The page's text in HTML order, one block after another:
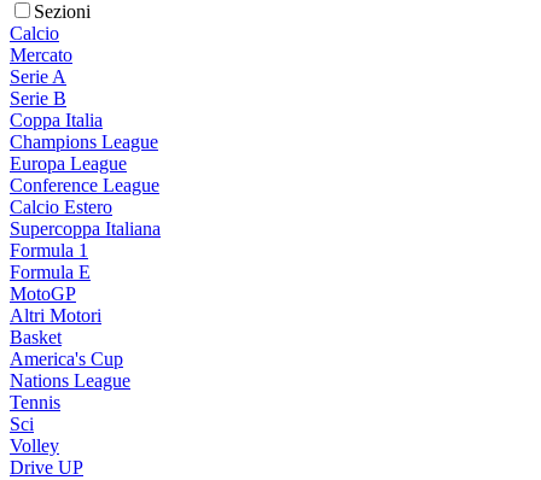
Sezioni
Calcio
Mercato
Serie A
Serie B
Coppa Italia
Champions League
Europa League
Conference League
Calcio Estero
Supercoppa Italiana
Formula 1
Formula E
MotoGP
Altri Motori
Basket
America's Cup
Nations League
Tennis
Sci
Volley
Drive UP